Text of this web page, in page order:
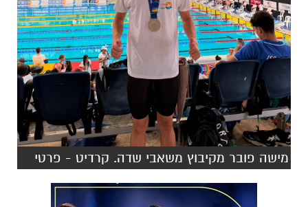
מישה פובר מקיבוץ משאבי שדה. קרדיט - פרטי